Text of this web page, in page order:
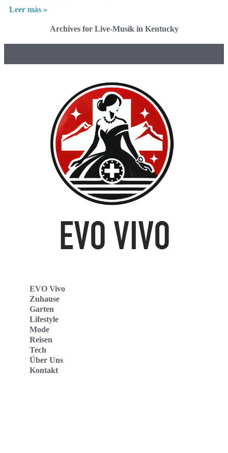
Leer más »
Archives for Live-Musik in Kentucky
EVO Vivo
Zuhause
Garten
Lifestyle
Mode
Reisen
Tech
Über Uns
Kontakt